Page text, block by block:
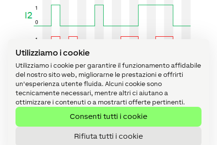
Utilizziamo i cookie
Utilizziamo i cookie per garantire il funzionamento affidabile
del nostro sito web, migliorarne le prestazioni e offrirti
un'esperienza utente fluida. Alcuni cookie sono
tecnicamente necessari, mentre altri ci aiutano a
ottimizzare i contenuti o a mostrarti offerte pertinenti.
Consenti tutti i cookie
Rifiuta tutti i cookie
Categorie